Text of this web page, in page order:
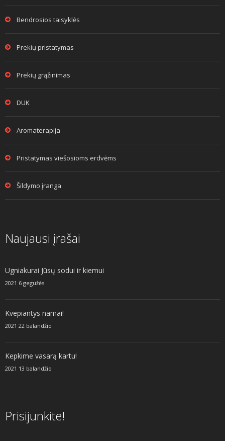
Bendrosios taisyklės
Prekių pristatymas
Prekių grąžinimas
DUK
Aromaterapija
Pristatymas viešosioms erdvėms
Šildymo įranga
Naujausi įrašai
Ugniakurai Jūsų sodui ir kiemui
2021 6 gegužės
Kvepiantys namai!
2021 22 balandžio
Kepkime vasarą kartu!
2021 13 balandžio
Prisijunkite!